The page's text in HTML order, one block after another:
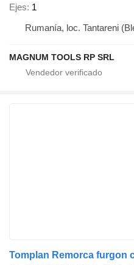
Ejes 1
Rumanía, loc. Tantareni
MAGNUM TOOLS RP SRL
Tomplan Remorca furgon